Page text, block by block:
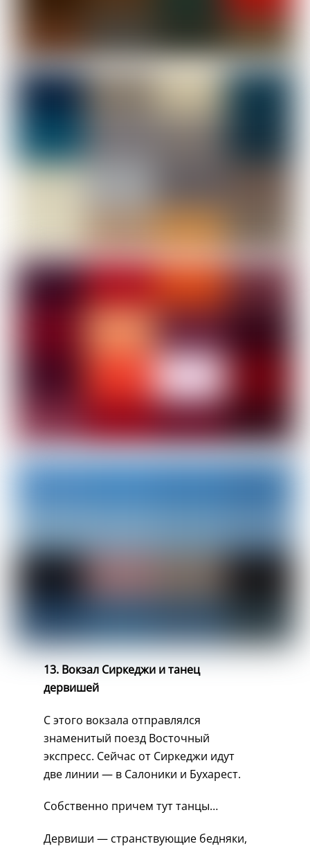
13. Вокзал Сиркеджи и танец
дервишей
С этого вокзала отправлялся
знаменитый поезд Восточный
экспресс. Сейчас от Сиркеджи идут
две линии — в Салоники и Бухарест.
Собственно причем тут танцы…
Дервиши — странствующие бедняки,